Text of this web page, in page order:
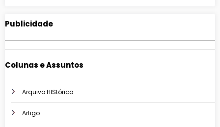
Publicidade
Colunas e Assuntos
Arquivo HIStórico
Artigo